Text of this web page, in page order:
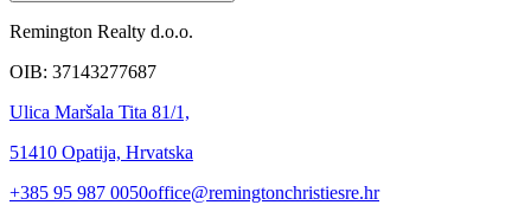
Remington Realty d.o.o.
OIB: 37143277687
Ulica Maršala Tita 81/1,
51410 Opatija, Hrvatska
+385 95 987 0050office@remingtonchristiesre.hr